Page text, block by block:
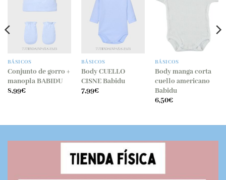
Añadir
a la
lista
de
BÁSICOS
Conjunto de gorro +
manopla BABIDU
8,99€
Añadir
a la
lista
deseos
BÁSICOS
Body CUELLO
CISNE Babidu
7,99€
Añadir
BÁSICOS
Body manga corta
cuello americano
Babidu
6,50€